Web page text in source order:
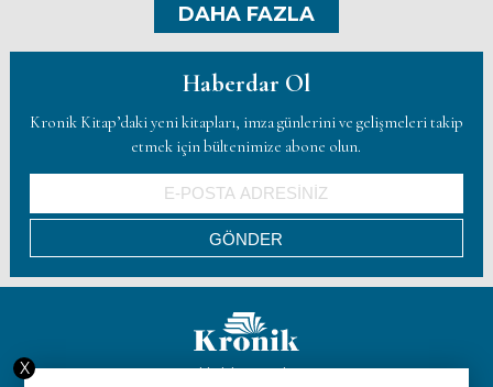
DAHA FAZLA
Haberdar Ol
Kronik Kitap’daki yeni kitapları, imza günlerini ve gelişmeleri takip
etmek için bültenimize abone olun.
Hakkımızda
X